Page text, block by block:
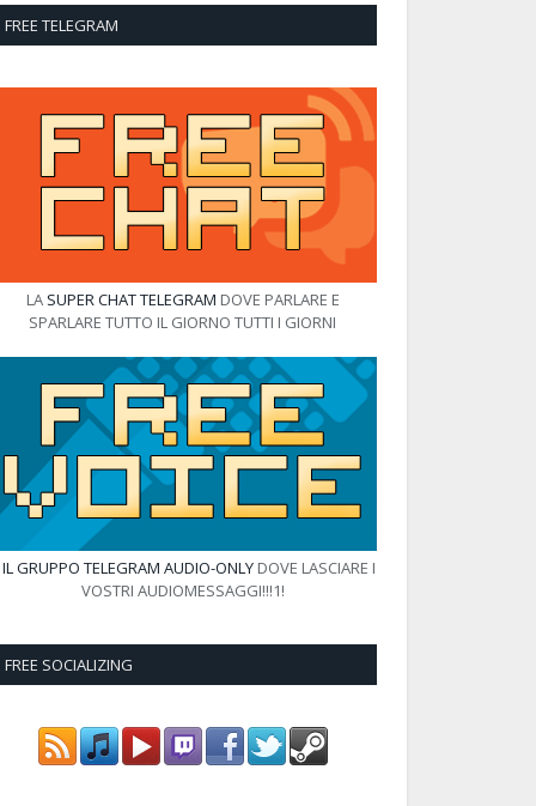
FREE TELEGRAM
LA SUPER CHAT TELEGRAM DOVE PARLARE E
SPARLARE TUTTO IL GIORNO TUTTI I GIORNI
IL GRUPPO TELEGRAM AUDIO-ONLYDOVE LASCIARE I
VOSTRI AUDIOMESSAGGI!!!1!
FREE SOCIALIZING